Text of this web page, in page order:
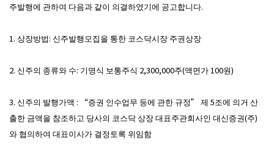
주발행에 관하여 다음과 같이 의결하였기에 공고합니다.
1. 상장방법: 신주발행모집을 통한 코스닥시장 주권상장
2. 신주의 종류와 수: 기명식 보통주식 2,300,000주(액면가 100원)
3. 신주의 발행가액 : “증권 인수업무 등에 관한 규정” 제 5조에 의거 산
출한 금액을 참조하고 당사의 코스닥 상장 대표주관회사인 대신증권(주)
와 협의하여 대표이사가 결정토록 위임함